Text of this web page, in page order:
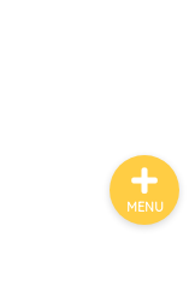
MENU